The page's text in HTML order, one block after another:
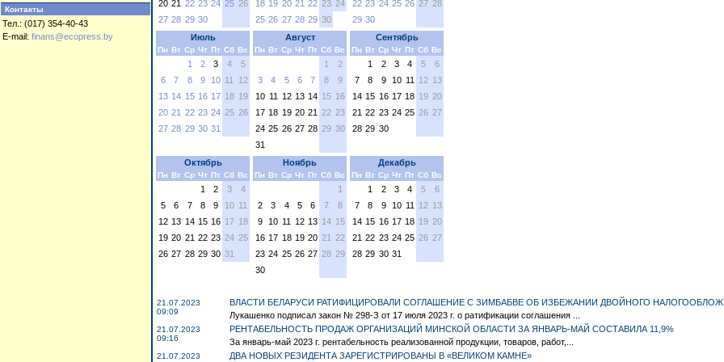
Контакты
Тел.: (017) 354-40-43
E-mail: finans@ecopress.by
20 21 22 23 24 25 26
27 28 29 30
18 19 20 21 22 23 24
25 26 27 28 29 30
22 23 24 25 26 27 28
29 30
Июль
Пн Вт Ср Чт Пт Сб Вс
1 2 3 4
5
6
7 8 9 10 11
12
13 14 15 16 17 18 19
20 21 22 23 24 25 26
27 28 29 30 31
Август
Пн Вт Ср Чт Пт Сб Вс
1
2
3
4 5 6 7 8
9
10 11 12 13 14 15 16
17 18 19 20 21 22 23
24 25 26 27 28 29 30
31
Сентябрь
Пн Вт Ср Чт Пт Сб Вс
1 2 3 4 5
6
7
8 9 10 11 12 13
14 15 16 17 18 19 20
21 22 23 24 25 26 27
28 29 30
Октябрь
Пн Вт Ср Чт Пт Сб Вс
1 2 3
4
5
6 7 8 9 10 11
12 13 14 15 16 17 18
19 20 21 22 23 24 25
26 27 28 29 30 31
Ноябрь
Пн Вт Ср Чт Пт Сб Вс
1
2
3 4 5 6 7
8
9
10 11 12 13 14 15
16 17 18 19 20 21 22
23 24 25 26 27 28 29
30
Декабрь
Пн Вт Ср Чт Пт Сб Вс
1 2 3 4 5
6
7
8 9 10 11 12 13
14 15 16 17 18 19 20
21 22 23 24 25 26 27
28 29 30 31
21.07.2023
09:09
ВЛАСТИ БЕЛАРУСИ РАТИФИЦИРОВАЛИ СОГЛАШЕНИЕ С ЗИМБАБВЕ ОБ ИЗБЕЖАНИИ ДВОЙНОГО
Лукашенко подписал закон № 298-З от 17 июля 2023 г. о ратификации соглашения ...
21.07.2023
09:16
РЕНТАБЕЛЬНОСТЬ ПРОДАЖ ОРГАНИЗАЦИЙ МИНСКОЙ ОБЛАСТИ ЗА ЯНВАРЬ-МАЙ СОСТАВИЛА 11,9%
За январь-май 2023 г. рентабельность реализованной продукции, товаров, работ,...
21.07.2023
ДВА НОВЫХ РЕЗИДЕНТА ЗАРЕГИСТРИРОВАНЫ В «ВЕЛИКОМ КАМНЕ»